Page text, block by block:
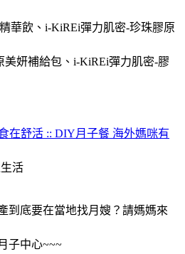
華飲、i-KiREi彈力肌密-珍珠膠原
妍補給包、i-KiREi彈力肌密-膠
在舒活 :: DIY月子餐 海外媽咪有
活
到底要在當地找月嫂？請媽媽來
子中心~~~